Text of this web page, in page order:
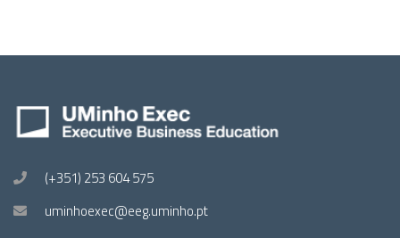
(+351) 253 604 575
uminhoexec@eeg.uminho.pt